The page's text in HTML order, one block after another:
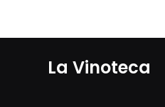
La Vinoteca